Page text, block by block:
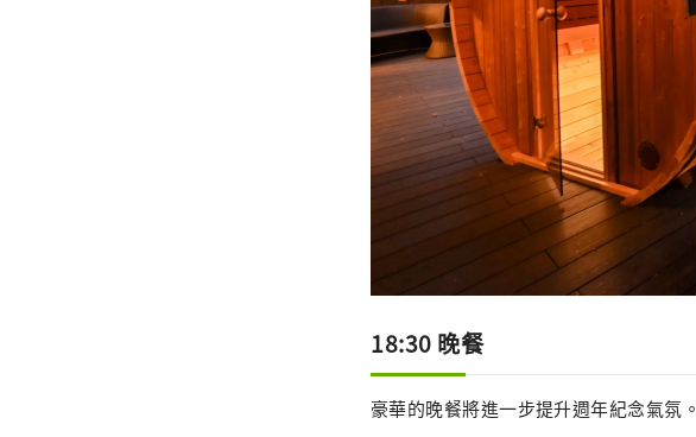
18:30 晚餐
豪華的晚餐將進一步提升週年紀念氣氛。